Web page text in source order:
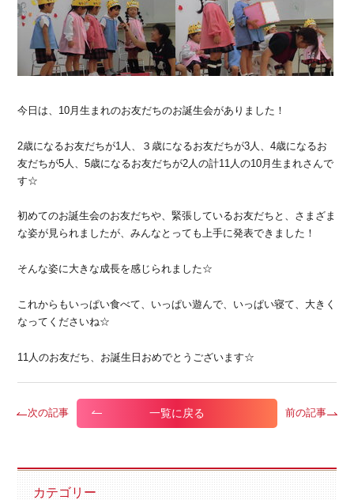
今日は、10月生まれのお友だちのお誕生会がありました！
2歳になるお友だちが1人、３歳になるお友だちが3人、4歳になるお
友だちが5人、5歳になるお友だちが2人の計11人の10月生まれさんで
す☆
初めてのお誕生会のお友だちや、緊張しているお友だちと、さまざま
な姿が見られましたが、みんなとっても上手に発表できました！
そんな姿に大きな成長を感じられました☆
これからもいっぱい食べて、いっぱい遊んで、いっぱい寝て、大きく
なってくださいね☆
11人のお友だち、お誕生日おめでとうございます☆
次の記事 一覧に戻る 前の記事
カテゴリー